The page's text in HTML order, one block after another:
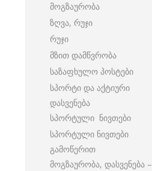
მოგზაურობა
ზღვა, რუჯი
რუჯი
მზით დამწვრობა
საზაფხულო პოსტები
სპორტი და აქტიური
დასვენება
სპორტული ნივთები
სპორტული ნივთები
გამოწერით
მოგზაურობა, დასვენება –